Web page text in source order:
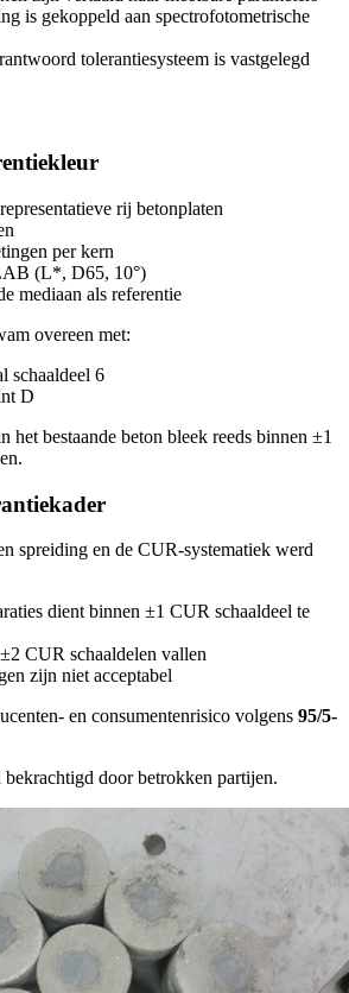
is gekoppeld aan spectrofotometrische
tolerantiesysteem is vastgelegd
rij betonplaten
per kern
(L*, D65, 10°)
mediaan als referentie
overeen met:
schaaldeel 6
D
het bestaande beton bleek reeds binnen ±1
spreiding en de CUR-systematiek werd
dient binnen ±1 CUR schaaldeel te
CUR schaaldelen vallen
zijn niet acceptabel
en consumentenrisico volgens 95/5-
door betrokken partijen.